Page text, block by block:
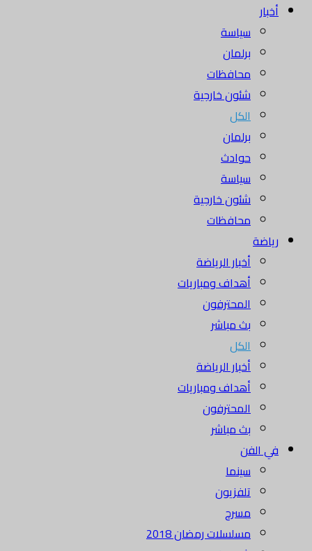
أخبار
سياسة
برلمان
محافظات
شئون خارجية
الكل
برلمان
حوادث
سياسة
شئون خارجية
محافظات
رياضة
أخبار الرياضة
أهداف ومباريات
المحترفون
بث مباشر
الكل
أخبار الرياضة
أهداف ومباريات
المحترفون
بث مباشر
في الفن
سينما
تلفزيون
مسرح
مسلسلات رمضان 2018